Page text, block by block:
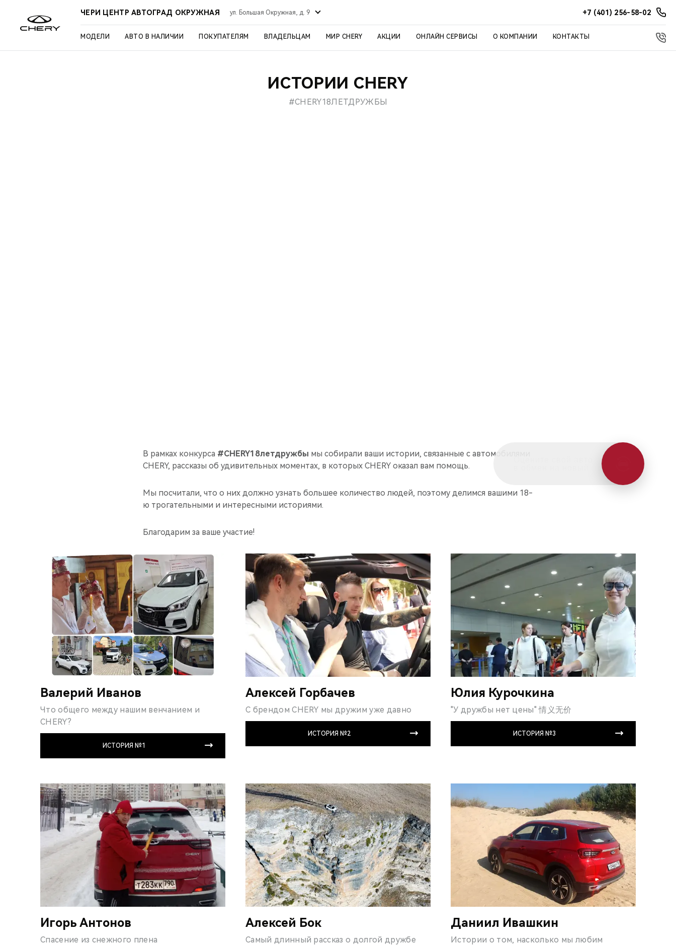
ЧЕРИ ЦЕНТР АВТОГРАД ОКРУЖНАЯ ул. Большая Окружная, д. 9 +7 (401) 256-58-02
МОДЕЛИ АВТО В НАЛИЧИИ ПОКУПАТЕЛЯМ ВЛАДЕЛЬЦАМ МИР CHERY АКЦИИ ОНЛАЙН СЕРВИСЫ О КОМПАНИИ КОНТАКТЫ
ИСТОРИИ CHERY
#CHERY18ЛЕТДРУЖБЫ
В рамках конкурса #CHERY18летдружбы мы собирали ваши истории, связанные с автомобилями
CHERY, рассказы об удивительных моментах, в которых CHERY оказал вам помощь.
Мы посчитали, что о них должно узнать большее количество людей, поэтому делимся вашими 18-
ю трогательными и интересными историями.
Благодарим за ваше участие!
Валерий Иванов
Что общего между нашим венчанием и
CHERY?
ИСТОРИЯ №1
Алексей Горбачев
С брендом CHERY мы дружим уже давно
ИСТОРИЯ №2
Юлия Курочкина
"У дружбы нет цены" 情义无价
ИСТОРИЯ №3
Игорь Антонов
Спасение из снежного плена
Алексей Бок
Самый длинный рассказ о долгой дружбе
Даниил Ивашкин
Истории о том, насколько мы любим